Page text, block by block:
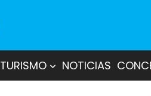
TURISMO NOTICIAS